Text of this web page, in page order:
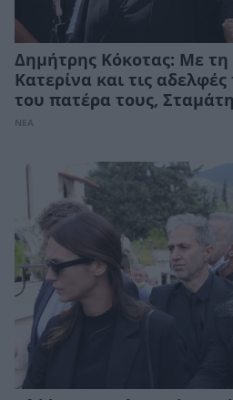
Δημήτρης Κόκοτας: Με τη
Κατερίνα και τις
του πατέρα τους, Σταμάτη
ΝΕΑ